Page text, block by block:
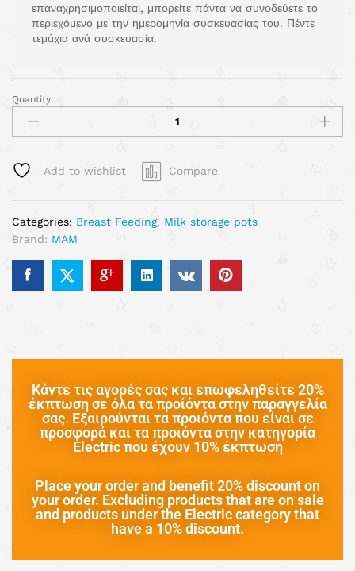
επαναχρησιμοποιείται, μπορείτε πάντα να συνοδεύετε το
περιεχόμενο με την ημερομηνία συσκευασίας του. Πέντε
τεμάχια ανά συσκευασία.
Quantity:
Add to wishlist Compare
Categories: Breast Feeding, Milk storage pots
Brand: MAM
Κάντε τις αγορές σας και επωφεληθείτε 20%
έκπτωση σε όλα τα προίόντα στην παραγγελία
σας. Εξαιρούνται τα προιόντα που είναι σε
προσφορά και τα προιόντα στην κατηγορία
Electric που έχουν 10% έκπτωση
Place your order and benefit 20% discount on
your order. Excluding products that are on sale
and products under the Electric category that
have a 10% discount.